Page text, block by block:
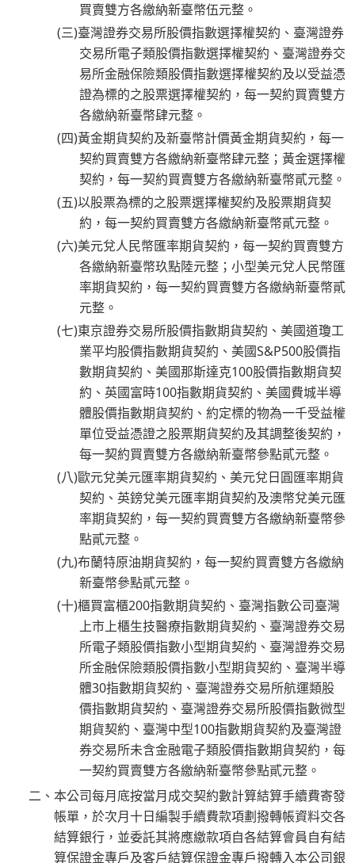
買賣雙方各繳納新臺幣伍元整。
(三)臺灣證券交易所股價指數選擇權契約、臺灣證券
交易所電子類股價指數選擇權契約、臺灣證券交
易所金融保險類股價指數選擇權契約及以受益憑
證為標的之股票選擇權契約，每一契約買賣雙方
各繳納新臺幣肆元整。
(四)黃金期貨契約及新臺幣計價黃金期貨契約，每一
契約買賣雙方各繳納新臺幣肆元整；黃金選擇權
契約，每一契約買賣雙方各繳納新臺幣貳元整。
(五)以股票為標的之股票選擇權契約及股票期貨契
約，每一契約買賣雙方各繳納新臺幣貳元整。
(六)美元兌人民幣匯率期貨契約，每一契約買賣雙方
各繳納新臺幣玖點陸元整；小型美元兌人民幣匯
率期貨契約，每一契約買賣雙方各繳納新臺幣貳
元整。
(七)東京證券交易所股價指數期貨契約、美國道瓊工
業平均股價指數期貨契約、美國S&P500股價指
數期貨契約、美國那斯達克100股價指數期貨契
約、英國富時100指數期貨契約、美國費城半導
體股價指數期貨契約、約定標的物為一千受益權
單位受益憑證之股票期貨契約及其調整後契約，
每一契約買賣雙方各繳納新臺幣參點貳元整。
(八)歐元兌美元匯率期貨契約、美元兌日圓匯率期貨
契約、英鎊兌美元匯率期貨契約及澳幣兌美元匯
率期貨契約，每一契約買賣雙方各繳納新臺幣參
點貳元整。
(九)布蘭特原油期貨契約，每一契約買賣雙方各繳納
新臺幣參點貳元整。
(十)櫃買富櫃200指數期貨契約、臺灣指數公司臺灣
上市上櫃生技醫療指數期貨契約、臺灣證券交易
所電子類股價指數小型期貨契約、臺灣證券交易
所金融保險類股價指數小型期貨契約、臺灣半導
體30指數期貨契約、臺灣證券交易所航運類股
價指數期貨契約、臺灣證券交易所股價指數微型
期貨契約、臺灣中型100指數期貨契約及臺灣證
券交易所未含金融電子類股價指數期貨契約，每
一契約買賣雙方各繳納新臺幣參點貳元整。
二、本公司每月底按當月成交契約數計算結算手續費寄發
帳單，於次月十日編製手續費款項劃撥轉帳資料交各
結算銀行，並委託其將應繳款項自各結算會員自有結
算保證金專戶及客戶結算保證金專戶撥轉入本公司銀